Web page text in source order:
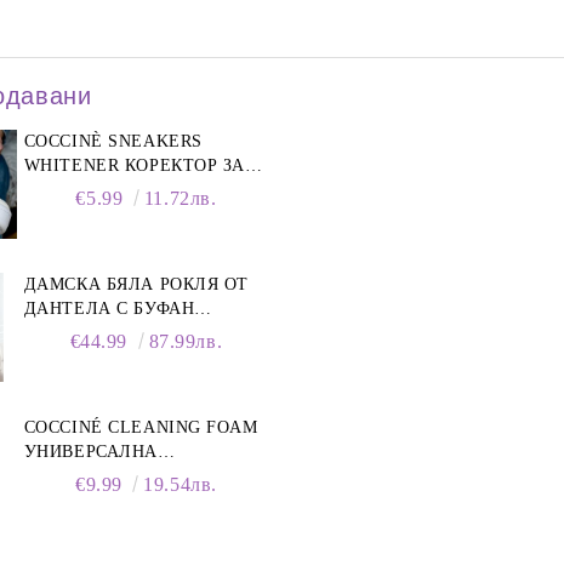
COCCINÈ SNEAKERS
WHITENER КОРЕКТОР ЗА
БЕЛИ МАРАТОНКИ, 75 ML
€5.99 11.72лв.
ДАМСКА БЯЛА РОКЛЯ ОТ
ДАНТЕЛА С БУФАН
РЪКАВИ И ЯКА
€44.99 87.99лв.
COCCINÉ CLEANING FOAM
УНИВЕРСАЛНА
ПОЧИСТВАЩА ПЯНА ЗА
€9.99 19.54лв.